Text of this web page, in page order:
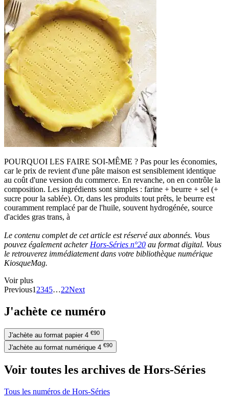
POURQUOI LES FAIRE SOI-MÊME ? Pas pour les économies,
car le prix de revient d'une pâte maison est sensiblement identique
au coût d'une version du commerce. En revanche, on en contrôle la
composition. Les ingrédients sont simples : farine + beurre + sel (+
sucre pour la sablée). Or, dans les produits tout prêts, le beurre est
couramment remplacé par de l'huile, souvent hydrogénée, source
d'acides gras trans, à
Le contenu complet de cet article est réservé aux abonnés. Vous
pouvez également acheter Hors-Séries n°20 au format digital. Vous
le retrouverez immédiatement dans votre bibliothèque numérique
KiosqueMag.
Voir plus
Previous1 2345…22Next
J'achète ce numéro
J'achète au format papier 4 €90
J'achète au format numérique 4 €90
Voir toutes les archives de Hors-Séries
Tous les numéros de Hors-Séries